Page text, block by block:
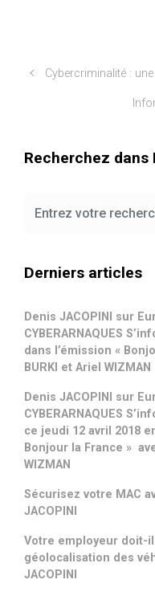
Cybercriminalité :
Recherchez dans
Derniers articles
Denis JACOPINI sur
CYBERARNAQUES
dans l’émission «
BURKI et Ariel WIZMAN
Denis JACOPINI sur
CYBERARNAQUES
ce jeudi 12 avril 2018
Bonjour la France »
WIZMAN
Sécurisez votre MAC
JACOPINI
Votre employeur doit-
géolocalisation des
JACOPINI